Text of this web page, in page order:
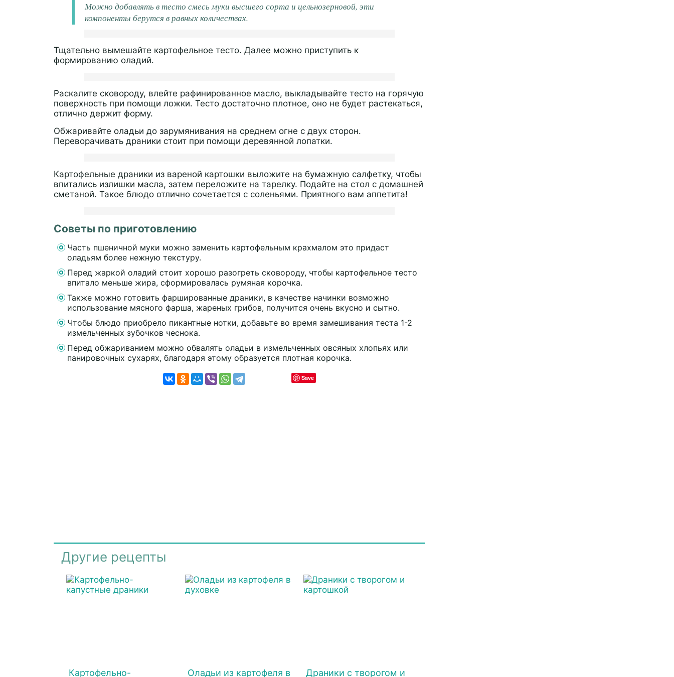
Можно добавлять в тесто смесь муки высшего сорта и цельнозерновой, эти
компоненты берутся в равных количествах.
Тщательно вымешайте картофельное тесто. Далее можно приступить к
формированию оладий.
Раскалите сковороду, влейте рафинированное масло, выкладывайте тесто на горячую
поверхность при помощи ложки. Тесто достаточно плотное, оно не будет растекаться,
отлично держит форму.
Обжаривайте оладьи до зарумянивания на среднем огне с двух сторон.
Переворачивать драники стоит при помощи деревянной лопатки.
Картофельные драники из вареной картошки выложите на бумажную салфетку, чтобы
впитались излишки масла, затем переложите на тарелку. Подайте на стол с домашней
сметаной. Такое блюдо отлично сочетается с соленьями. Приятного вам аппетита!
Советы по приготовлению
Часть пшеничной муки можно заменить картофельным крахмалом это придаст
оладьям более нежную текстуру.
Перед жаркой оладий стоит хорошо разогреть сковороду, чтобы картофельное тесто
впитало меньше жира, сформировалась румяная корочка.
Также можно готовить фаршированные драники, в качестве начинки возможно
использование мясного фарша, жареных грибов, получится очень вкусно и сытно.
Чтобы блюдо приобрело пикантные нотки, добавьте во время замешивания теста 1-2
измельченных зубочков чеснока.
Перед обжариванием можно обвалять оладьи в измельченных овсяных хлопьях или
панировочных сухарях, благодаря этому образуется плотная корочка.
Save
Другие рецепты
Картофельно- Оладьи из картофеля в Драники с творогом и